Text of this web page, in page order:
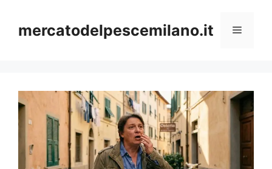
contenuto
mercatodelpescemilano.it Menu